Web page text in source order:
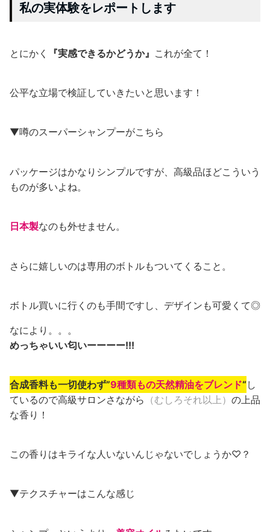
私の実体験をレポートします
とにかく 『実感できるかどうか』 これが全て！
公平な立場で検証していきたいと思います！
▼噂のスーパーシャンプーがこちら
パッケージはかなりシンプルですが、高級品ほどこういう
ものが多いよね。
日本製なのも外せません。
さらに嬉しいのは専用のボトルもついてくること。
ボトル買いに行くのも手間ですし、デザインも可愛くて◎
なにより。。。
めっちゃいい匂いーーーー!!!
合成香料も一切使わず”9種類もの天然精油をブレンド“ し
ているので高級サロンさながら （むしろそれ以上） の上品
な香り！
この香りはキライな人いないんじゃないでしょうか♡？
▼テクスチャーはこんな感じ